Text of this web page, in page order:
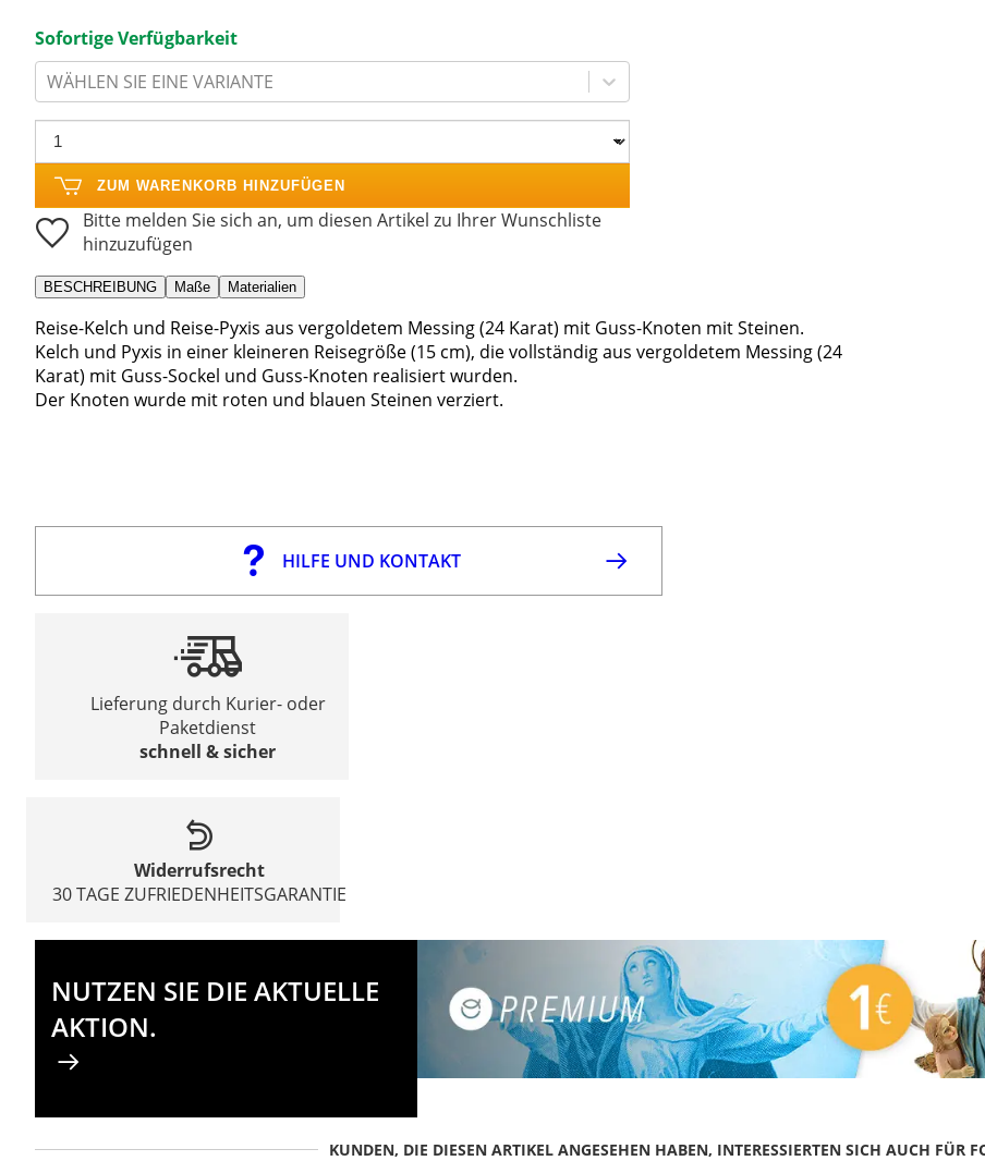
Sofortige Verfügbarkeit
WÄHLEN SIE EINE VARIANTE
ZUM WARENKORB HINZUFÜGEN
Bitte melden Sie sich an, um diesen Artikel zu Ihrer Wunschliste
hinzuzufügen
BESCHREIBUNG Maße Materialien
Reise-Kelch und Reise-Pyxis aus vergoldetem Messing (24 Karat) mit Guss-Knoten mit Steinen.
Kelch und Pyxis in einer kleineren Reisegröße (15 cm), die vollständig aus vergoldetem Messing (24
Karat) mit Guss-Sockel und Guss-Knoten realisiert wurden.
Der Knoten wurde mit roten und blauen Steinen verziert.
HILFE UND KONTAKT
Lieferung durch Kurier- oder
Paketdienst
schnell & sicher
Widerrufsrecht
30 TAGE ZUFRIEDENHEITSGARANTIE
NUTZEN SIE DIE AKTUELLE
AKTION.
KUNDEN, DIE DIESEN ARTIKEL ANGESEHEN HABEN, INTERESSIERTEN SICH AUCH FÜR